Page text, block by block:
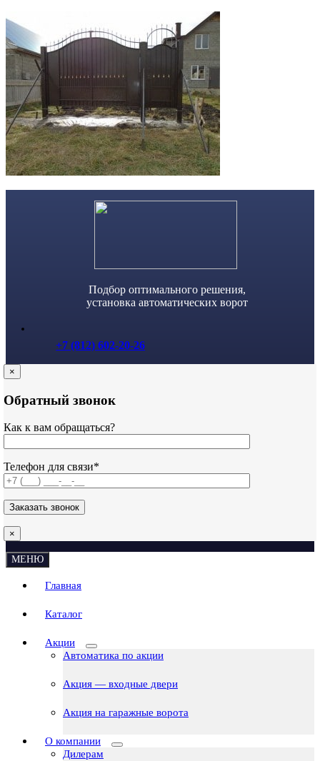
Skip
content
Подбор оптимального решения,
установка автоматических ворот
+7 (812) 602-20-26
×
Обратный звонок
Как к вам обращаться?
Телефон для связи*
×
МЕНЮ
Главная
Каталог
Акции
Автоматика по акции
Акция — входные двери
Акция на гаражные ворота
О компании
Дилерам